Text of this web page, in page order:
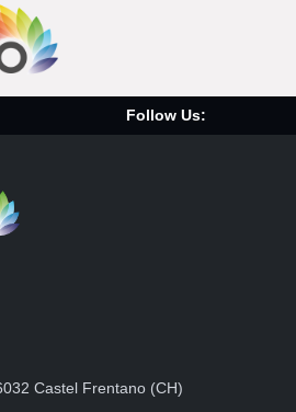
Follow Us:
Castel Frentano (CH)